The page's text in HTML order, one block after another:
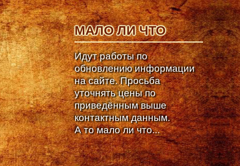
МАЛО ЛИ ЧТО
Идут работы по
обновлению информации
на сайте. Просьба
уточнять цены по
приведённым выше
контактным данным.
А то мало ли что...